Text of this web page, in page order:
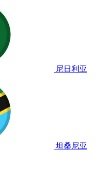
尼日利亚
坦桑尼亚